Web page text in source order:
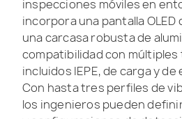
inspecciones móviles en
incorpora una pantalla
una carcasa robusta de
compatibilidad con
incluidos IEPE, de carga y
Con hasta tres perfiles de
los ingenieros pueden